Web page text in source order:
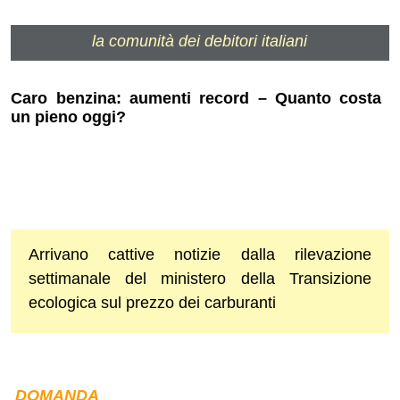
la comunità dei debitori italiani
Caro benzina: aumenti record – Quanto costa
un pieno oggi?
Arrivano cattive notizie dalla rilevazione
settimanale del ministero della Transizione
ecologica sul prezzo dei carburanti
DOMANDA